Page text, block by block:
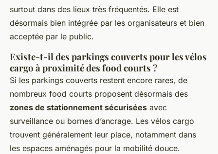
surtout dans des lieux très fréquentés. Elle est
désormais bien intégrée par les organisateurs et bien
acceptée par le public.
Existe-t-il des parkings couverts pour les vélos
cargo à proximité des food courts ?
Si les parkings couverts restent encore rares, de
nombreux food courts proposent désormais des
zones de stationnement sécurisées avec
surveillance ou bornes d’ancrage. Les vélos cargo
trouvent généralement leur place, notamment dans
les espaces aménagés pour la mobilité douce.